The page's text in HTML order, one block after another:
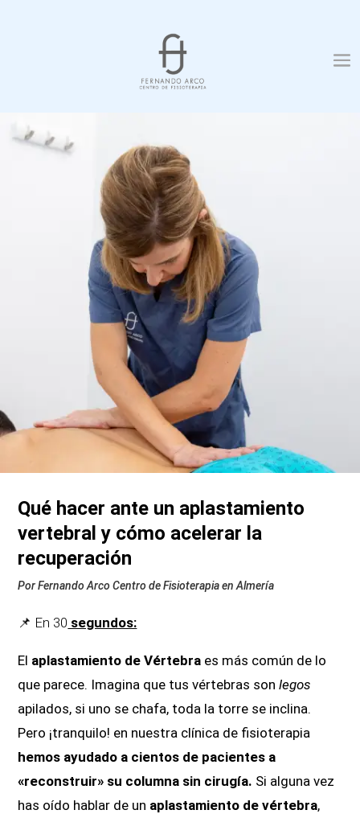
Qué hacer ante un aplastamiento
vertebral y cómo acelerar la
recuperación
Por Fernando Arco Centro de Fisioterapia en Almería
📌 En 30 segundos:
El aplastamiento de Vértebra es más común de lo
que parece. Imagina que tus vértebras sonlegos
apilados, si uno se chafa, toda la torre se inclina.
Pero ¡tranquilo! en nuestra clínica de fisioterapia
hemos ayudado a cientos de pacientes a
«reconstruir» su columna sin cirugía. Si alguna vez
has oído hablar de un aplastamiento de vértebra,